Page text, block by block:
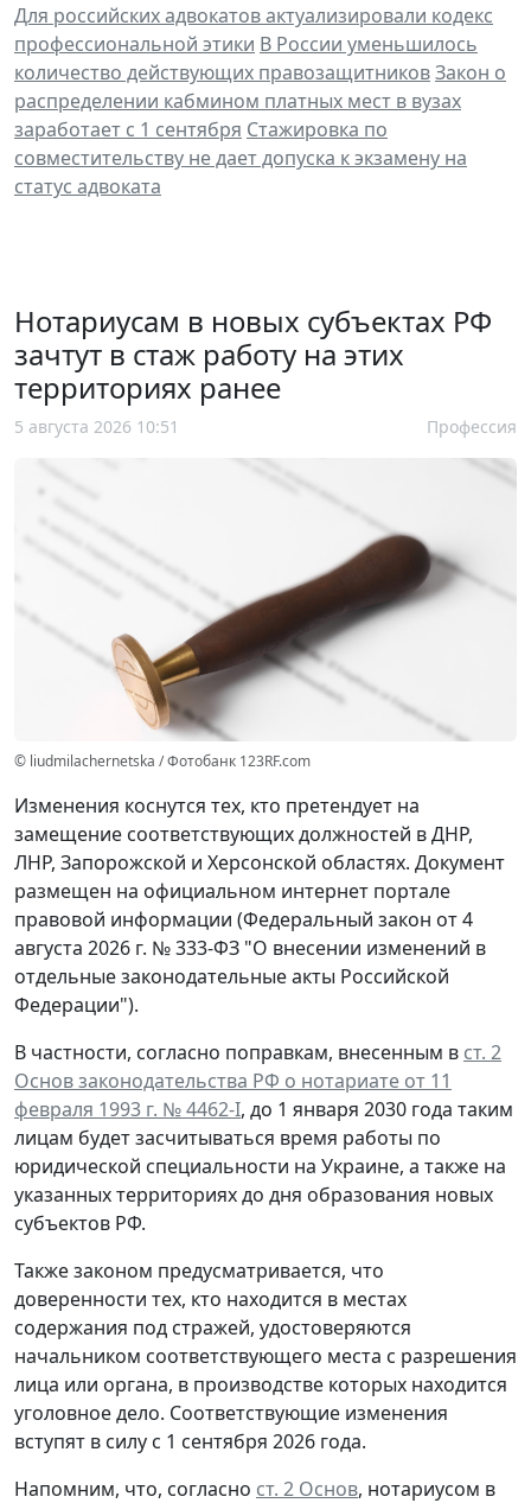
Для российских адвокатов актуализировали кодекс
профессиональной этики В России уменьшилось
количество действующих правозащитниковЗакон о
распределении кабмином платных мест в вузах
заработает с 1 сентября Стажировка по
совместительству не дает допуска к экзамену на
статус адвоката
Нотариусам в новых субъектах РФ
зачтут в стаж работу на этих
территориях ранее
5 августа 2026 10:51 Профессия
© liudmilachernetska / Фотобанк 123RF.com
Изменения коснутся тех, кто претендует на
замещение соответствующих должностей в ДНР,
ЛНР, Запорожской и Херсонской областях. Документ
размещен на официальном интернет портале
правовой информации (Федеральный закон от 4
августа 2026 г. № 333-ФЗ "О внесении изменений в
отдельные законодательные акты Российской
Федерации").
В частности, согласно поправкам, внесенным в ст. 2
Основ законодательства РФ о нотариате от 11
февраля 1993 г. № 4462-I, до 1 января 2030 года таким
лицам будет засчитываться время работы по
юридической специальности на Украине, а также на
указанных территориях до дня образования новых
субъектов РФ.
Также законом предусматривается, что
доверенности тех, кто находится в местах
содержания под стражей, удостоверяются
начальником соответствующего места с разрешения
лица или органа, в производстве которых находится
уголовное дело. Соответствующие изменения
вступят в силу с 1 сентября 2026 года.
Напомним, что, согласно ст. 2 Основ, нотариусом в